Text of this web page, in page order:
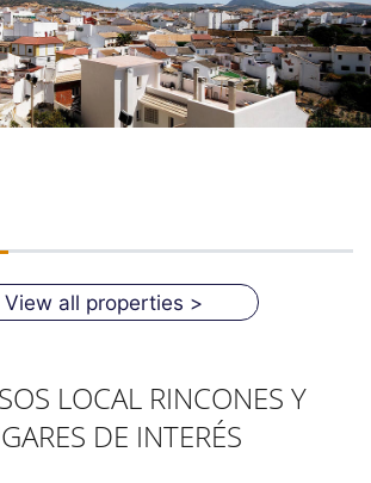
View all properties >
LOCAL RINCONES Y
DE INTERÉS